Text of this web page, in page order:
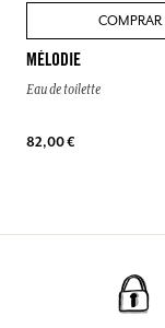
COMPRAR
MÉLODIE
Eau de toilette
82,00 €